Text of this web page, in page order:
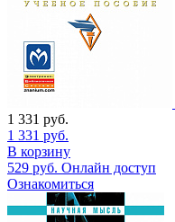
1 331 руб.
1 331 руб.
В корзину
529 руб. Онлайн доступ
Ознакомиться